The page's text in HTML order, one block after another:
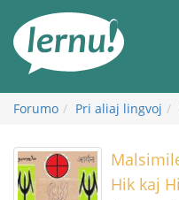
enhavo
Forumo Pri aliaj lingvoj
Hik kaj